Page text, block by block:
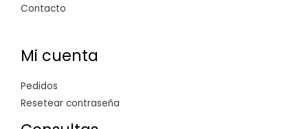
Contacto
Mi cuenta
Pedidos
Resetear contraseña